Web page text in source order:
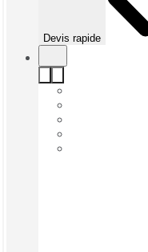
Devis rapide